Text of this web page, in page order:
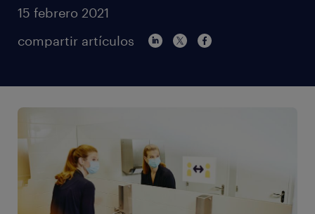
15 febrero 2021
compartir artículos